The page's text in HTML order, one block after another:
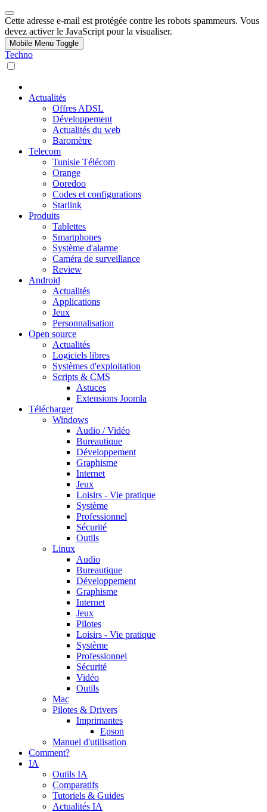
Cette adresse e-mail est protégée contre les robots spammeurs. Vous
devez activer le JavaScript pour la visualiser.
Mobile Menu Toggle
Techno
Actualités
Offres ADSL
Développement
Actualités du web
Baromètre
Telecom
Tunisie Télécom
Orange
Ooredoo
Codes et configurations
Starlink
Produits
Tablettes
Smartphones
Système d'alarme
Caméra de surveillance
Review
Android
Actualités
Applications
Jeux
Personnalisation
Open source
Actualités
Logiciels libres
Systèmes d'exploitation
Scripts & CMS
Astuces
Extensions Joomla
Télécharger
Windows
Audio / Vidéo
Bureautique
Développement
Graphisme
Internet
Jeux
Loisirs - Vie pratique
Système
Professionnel
Sécurité
Outils
Linux
Audio
Bureautique
Développement
Graphisme
Internet
Jeux
Pilotes
Loisirs - Vie pratique
Système
Professionnel
Sécurité
Vidéo
Outils
Mac
Pilotes & Drivers
Imprimantes
Epson
Manuel d'utilisation
Comment?
IA
Outils IA
Comparatifs
Tutoriels & Guides
Actualités IA